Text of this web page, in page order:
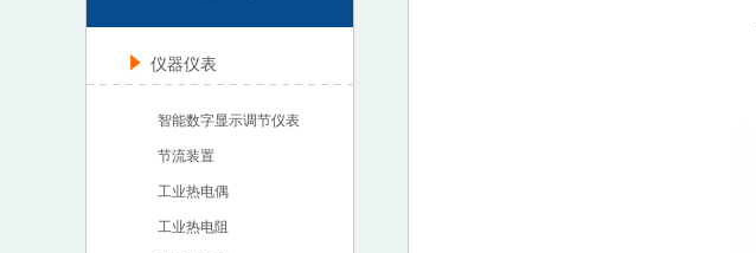
仪器仪表
智能数字显示调节仪表
节流装置
工业热电偶
工业热电阻